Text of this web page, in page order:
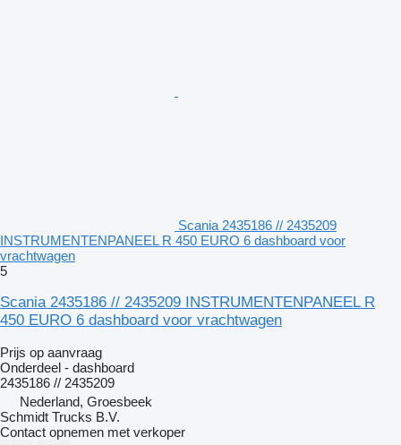
Scania 2435186 // 2435209
INSTRUMENTENPANEEL R 450 EURO 6 dashboard voor
vrachtwagen
5
Scania 2435186 // 2435209 INSTRUMENTENPANEEL R
450 EURO 6 dashboard voor vrachtwagen
Prijs op aanvraag
Onderdeel - dashboard
2435186 // 2435209
Nederland, Groesbeek
Schmidt Trucks B.V.
Contact opnemen met verkoper